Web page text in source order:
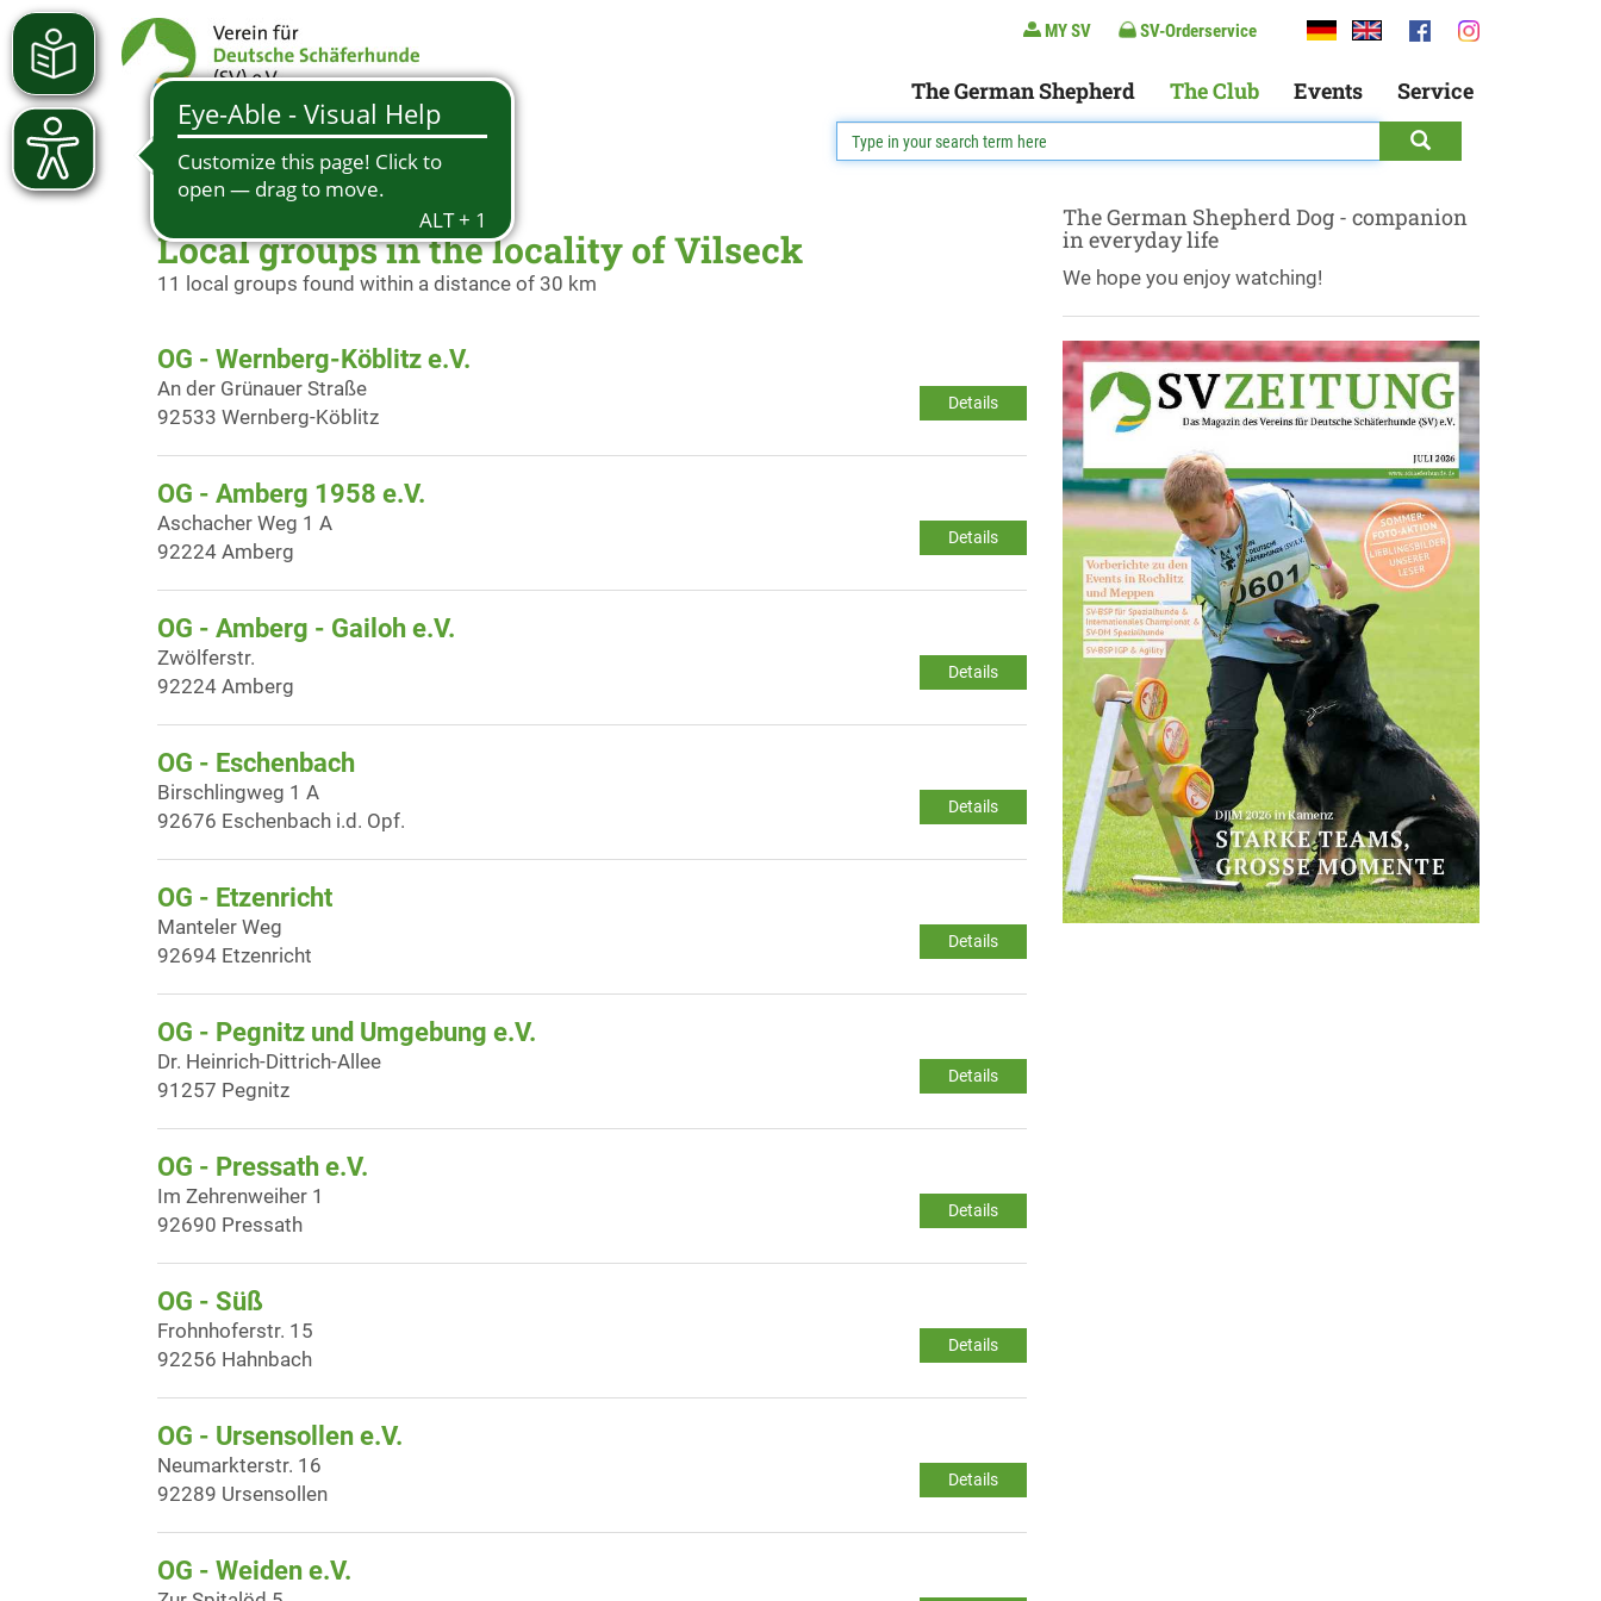
MY SV SV-Orderservice
The German Shepherd The Club Events Service
Local groups in the locality of Vilseck
11 local groups found within a distance of 30 km
OG - Wernberg-Köblitz e.V.
Details
An der Grünauer Straße
92533 Wernberg-Köblitz
OG - Amberg 1958 e.V.
Details
Aschacher Weg 1 A
92224 Amberg
OG - Amberg - Gailoh e.V.
Details
Zwölferstr.
92224 Amberg
OG - Eschenbach
Details
Birschlingweg 1 A
92676 Eschenbach i.d. Opf.
OG - Etzenricht
Details
Manteler Weg
92694 Etzenricht
OG - Pegnitz und Umgebung e.V.
Details
Dr. Heinrich-Dittrich-Allee
91257 Pegnitz
OG - Pressath e.V.
Details
Im Zehrenweiher 1
92690 Pressath
OG - Süß
Details
Frohnhoferstr. 15
92256 Hahnbach
OG - Ursensollen e.V.
Details
Neumarkterstr. 16
92289 Ursensollen
OG - Weiden e.V.
The German Shepherd Dog - companion
in everyday life
We hope you enjoy watching!